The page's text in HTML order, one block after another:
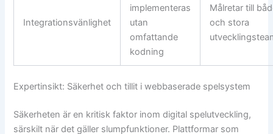
Integrationsvänlighet
implementeras
utan
omfattande
kodning
Målretar till
och stora
Expertinsikt: Säkerhet och tillit i webbaserade spelsystem
Säkerheten är en kritisk faktor inom digital spelutveckling,
särskilt när det gäller slumpfunktioner. Plattformar som